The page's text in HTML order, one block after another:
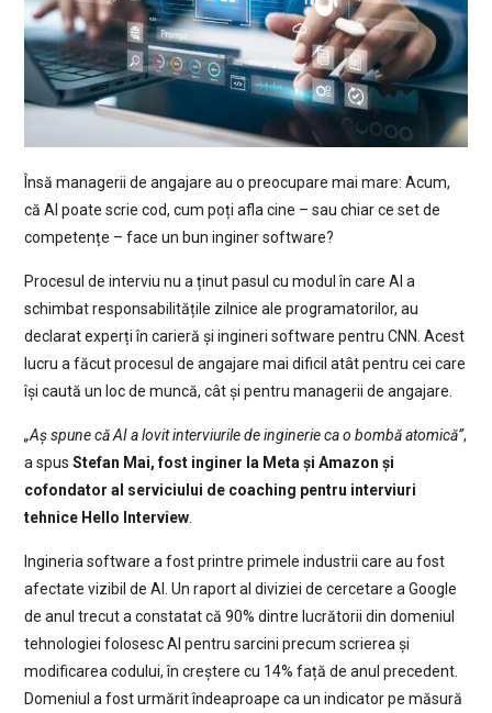
Însă managerii de angajare au o preocupare mai mare: Acum,
că AI poate scrie cod, cum poți afla cine – sau chiar ce set de
competențe – face un bun inginer software?
Procesul de interviu nu a ținut pasul cu modul în care AI a
schimbat responsabilitățile zilnice ale programatorilor, au
declarat experți în carieră și ingineri software pentru CNN. Acest
lucru a făcut procesul de angajare mai dificil atât pentru cei care
își caută un loc de muncă, cât și pentru managerii de angajare.
„Aș spune că AI a lovit interviurile de inginerie ca o bombă atomică”,
a spus Stefan Mai, fost inginer la Meta și Amazon și
cofondator al serviciului de coaching pentru interviuri
tehnice Hello Interview.
Ingineria software a fost printre primele industrii care au fost
afectate vizibil de AI. Un raport al diviziei de cercetare a Google
de anul trecut a constatat că 90% dintre lucrătorii din domeniul
tehnologiei folosesc AI pentru sarcini precum scrierea și
modificarea codului, în creștere cu 14% față de anul precedent.
Domeniul a fost urmărit îndeaproape ca un indicator pe măsură